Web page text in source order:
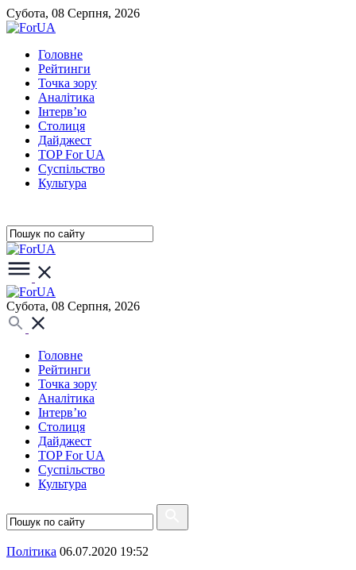
Субота, 08 Серпня, 2026
Головне
Рейтинги
Точка зору
Аналітика
Інтерв’ю
Столиця
Дайджест
TOP For UA
Суспiльство
Культура
Субота, 08 Серпня, 2026
Головне
Рейтинги
Точка зору
Аналітика
Інтерв’ю
Столиця
Дайджест
TOP For UA
Суспiльство
Культура
Полiтика 06.07.2020 19:52